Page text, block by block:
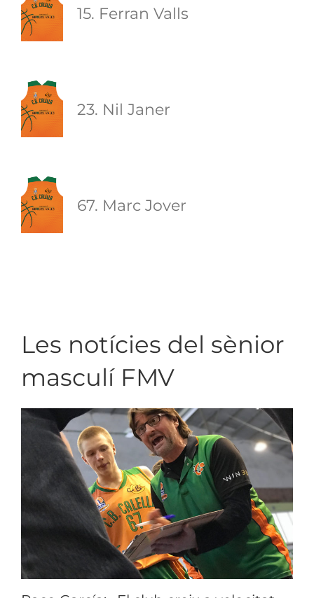
15. Ferran Valls
23. Nil Janer
67. Marc Jover
Les notícies del sènior
masculí FMV